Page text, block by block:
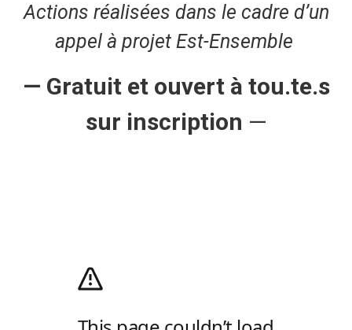
Actions réalisées dans le cadre d’un
appel à projet Est-Ensemble
— Gratuit et ouvert à tou.te.s
sur inscription —